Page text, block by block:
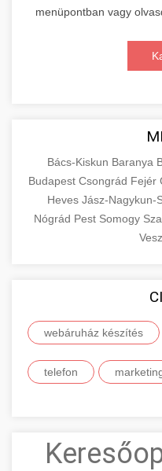
menüpontban vagy
Bács-Kiskun Baranya
Budapest Csongrád Fejér
Heves Jász-Nagykun-
Nógrád Pest Somogy
webáruház készítés
telefon